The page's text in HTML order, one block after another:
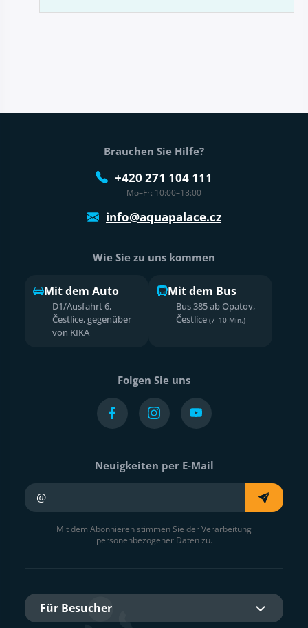
Fußtext der Website
Brauchen Sie Hilfe?
+420 271 104 111
Mo–Fr: 10:00–18:00
info@aquapalace.cz
Wie Sie zu uns kommen
Mit dem Auto
D1/Ausfahrt 6,
Čestlice, gegenüber
von KIKA
Mit dem Bus
Bus 385 ab Opatov,
Čestlice (7–10 Min.)
Folgen Sie uns
Neuigkeiten per E-Mail
Mit dem Abonnieren stimmen Sie der Verarbeitung
personenbezogener Daten zu.
Für Besucher